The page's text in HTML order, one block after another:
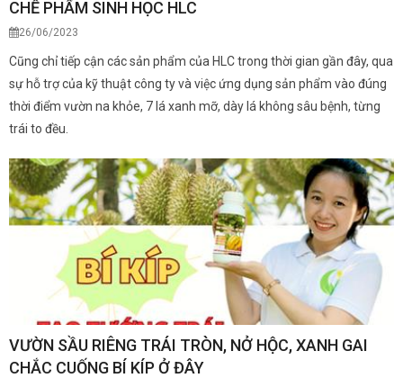
CHẾ PHẨM SINH HỌC HLC
26/06/2023
Cũng chỉ tiếp cận các sản phẩm của HLC trong thời gian gần đây, qua
sự hỗ trợ của kỹ thuật công ty và việc ứng dụng sản phẩm vào đúng
thời điểm vườn na khỏe, 7 lá xanh mỡ, dày lá không sâu bệnh, từng
trái to đều.
VƯỜN SẦU RIÊNG TRÁI TRÒN, NỞ HỘC, XANH GAI
CHẮC CUỐNG BÍ KÍP Ở ĐÂY